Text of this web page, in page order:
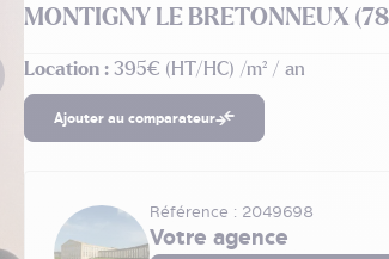
MONTIGNY LE BRETONNEUX
Location : 395€ (HT/HC) /m² / an
Ajouter au comparateur
Référence : 2049698
Votre agence